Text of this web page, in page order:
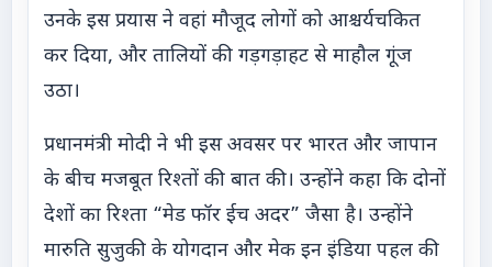
उनके इस प्रयास ने वहां मौजूद लोगों को आश्चर्यचकित
कर दिया, और तालियों की गड़गड़ाहट से माहौल गूंज
उठा।
प्रधानमंत्री मोदी ने भी इस अवसर पर भारत और जापान
के बीच मजबूत रिश्तों की बात की। उन्होंने कहा कि दोनों
देशों का रिश्ता “मेड फॉर ईच अदर” जैसा है। उन्होंने
मारुति सुजुकी के योगदान और मेक इन इंडिया पहल की